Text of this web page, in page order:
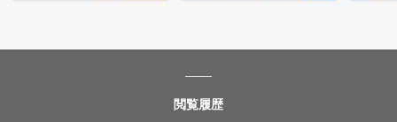
閲覧履歴